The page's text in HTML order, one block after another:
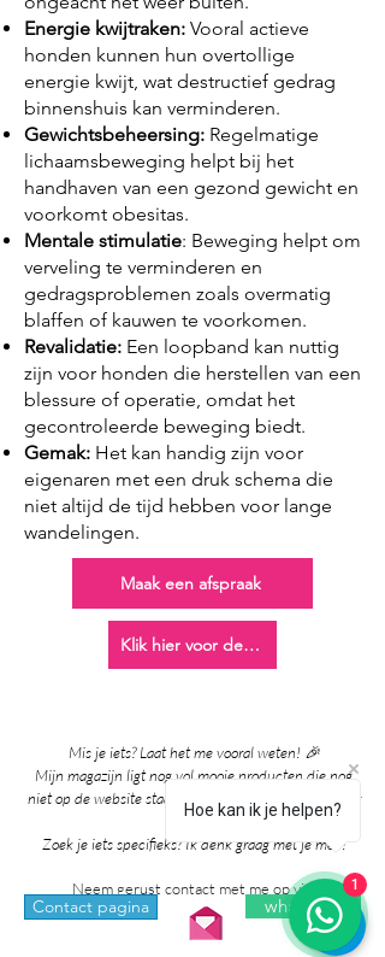
Energie kwijtraken: Vooral actieve
honden kunnen hun overtollige
energie kwijt, wat destructief gedrag
binnenshuis kan verminderen.
Gewichtsbeheersing: Regelmatige
lichaamsbeweging helpt bij het
handhaven van een gezond gewicht en
voorkomt obesitas.
Mentale stimulatie: Beweging helpt om
verveling te verminderen en
gedragsproblemen zoals overmatig
blaffen of kauwen te voorkomen.
Revalidatie: Een loopband kan nuttig
zijn voor honden die herstellen van een
blessure of operatie, omdat het
gecontroleerde beweging biedt.
Gemak: Het kan handig zijn voor
eigenaren met een druk schema die
niet altijd de tijd hebben voor lange
wandelingen.
Maak een afspraak
Klik hier voor de prijzen
Mis je iets? Laat het me vooral weten! 🎉
Mijn magazijn ligt nog vol mooie producten die nog
niet op de website staan. Grote kans dat ik het al voor
je heb!
Zoek je iets specifieks? Ik denk graag met je mee!
Neem gerust contact met me op via:
Contact pagina whatsapp
Hoe kan ik je helpen?
1